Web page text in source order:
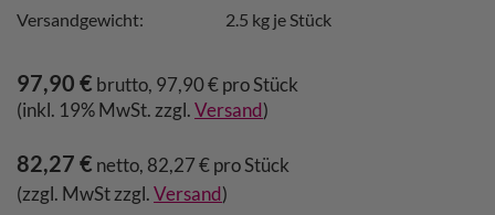
Versandgewicht:
2.5 kg je Stück
97,90 € brutto, 97,90 € pro Stück
(inkl. 19% MwSt. zzgl. Versand )
82,27 € netto, 82,27 € pro Stück
(zzgl. MwSt zzgl. Versand)